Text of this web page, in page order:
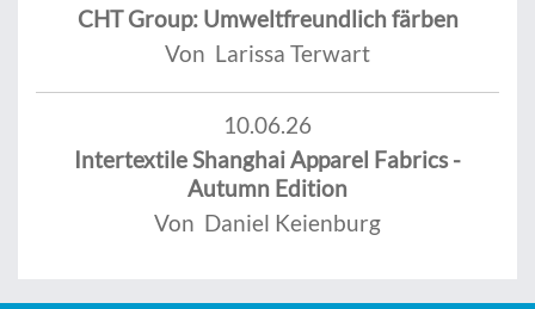
CHT Group: Umweltfreundlich färben
Von Larissa Terwart
10.06.26
Intertextile Shanghai Apparel Fabrics -
Autumn Edition
Von Daniel Keienburg